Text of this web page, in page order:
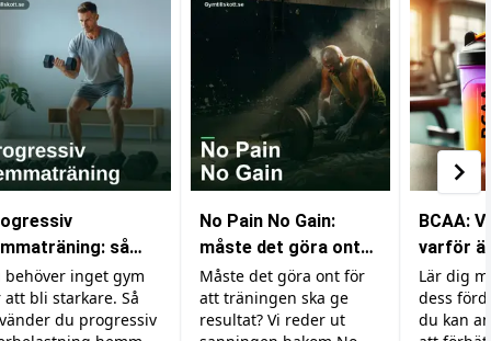
så
du muskler
gym
behöver inget gym
att bli starkare. Så
du progressiv
No Pain No Gain:
måste det göra ont
för att bygga
muskler?
Måste det göra ont för
att träningen ska ge
resultat? Vi reder ut
BCAA:
varför
din
Lär dig
dess
du kan